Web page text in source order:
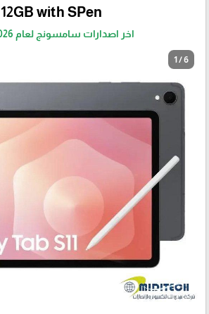
12GB with SPen
اخر اصدارات سامسونج لعام 2025/2026
1 / 6